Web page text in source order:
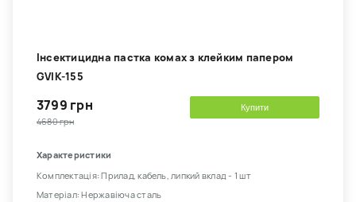
Інсектицидна пастка комах з клейким папером
GVIK-155
3799 грн
4680 грн
Купити
Характеристики
Комплектація: Прилад, кабель, липкий вклад - 1 шт
Матеріал: Нержавіюча сталь